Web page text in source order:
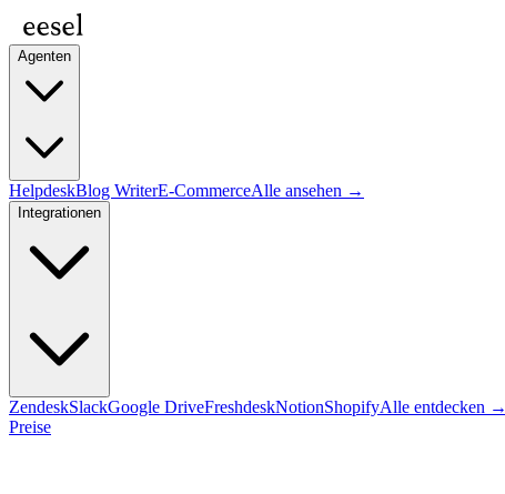
Agenten
HelpdeskBlog WriterE-CommerceAlle ansehen →
Integrationen
ZendeskSlackGoogle DriveFreshdeskNotionShopifyAlle entdecken →
Preise